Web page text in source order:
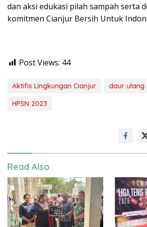
dan aksi edukasi pilah sampah serta
komitmen Cianjur Bersih Untuk
Post Views: 44
Aktifis Lingkungan Cianjur
daur ulang
HPSN 2023
Read Also